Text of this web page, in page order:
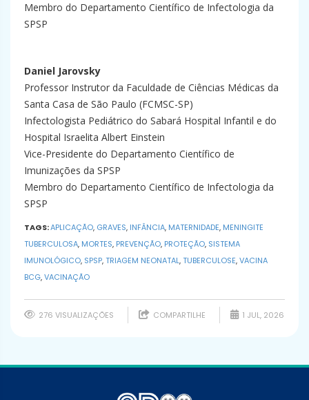
Membro do Departamento Científico de Infectologia da
SPSP
Daniel Jarovsky
Professor Instrutor da Faculdade de Ciências Médicas da
Santa Casa de São Paulo (FCMSC-SP)
Infectologista Pediátrico do Sabará Hospital Infantil e do
Hospital Israelita Albert Einstein
Vice-Presidente do Departamento Científico de
Imunizações da SPSP
Membro do Departamento Científico de Infectologia da
SPSP
TAGS:APLICAÇÃO, GRAVES, INFÂNCIA, MATERNIDADE, MENINGITE
TUBERCULOSA, MORTES, PREVENÇÃO, PROTEÇÃO, SISTEMA
IMUNOLÓGICO, SPSP,TRIAGEM NEONATAL,TUBERCULOSE,VACINA
BCG,VACINAÇÃO
276 VISUALIZAÇÕES COMPARTILHE 1 JUL, 2026